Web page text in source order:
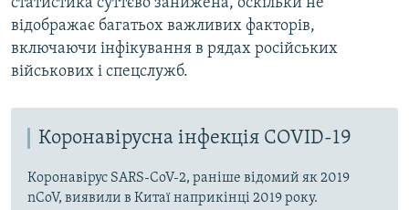
статистика суттєво занижена, оскільки не
відображає багатьох важливих факторів,
включаючи інфікування в рядах російських
військових і спецслужб.
Коронавірусна інфекція COVID-19
Коронавірус SARS-CoV-2, раніше відомий як 2019
nCoV, виявили в Китаї наприкінці 2019 року.